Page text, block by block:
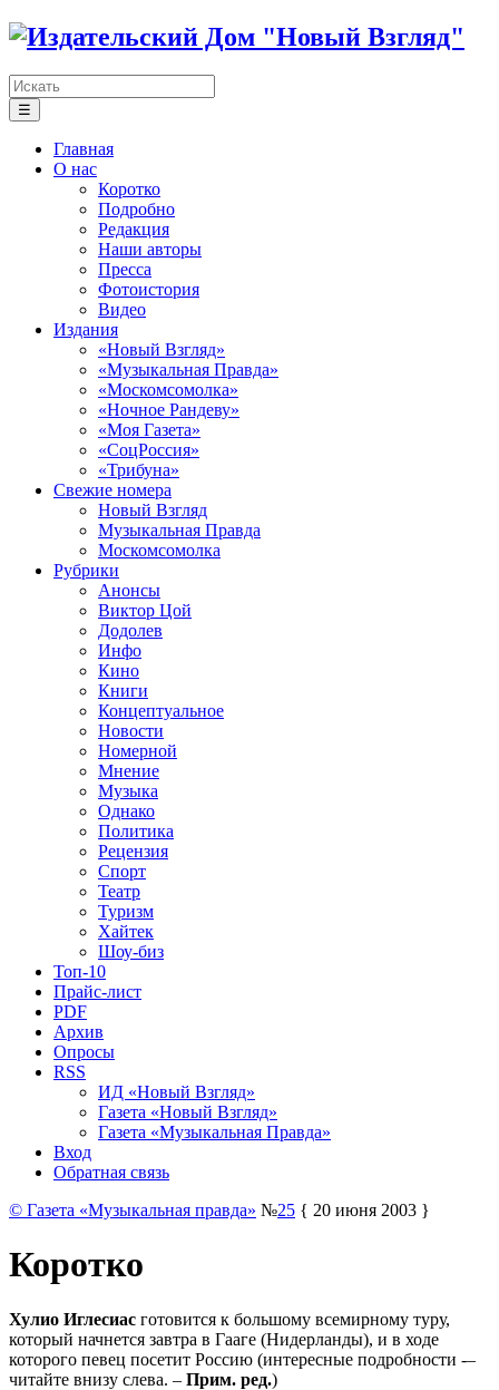
☰
Главная
О нас
Коротко
Подробно
Редакция
Наши авторы
Пресса
Фотоистория
Видео
Издания
«Новый Взгляд»
«Музыкальная Правда»
«Москомсомолка»
«Ночное Рандеву»
«Моя Газета»
«СоцРоссия»
«Трибуна»
Свежие номера
Новый Взгляд
Музыкальная Правда
Москомсомолка
Рубрики
Анонсы
Виктор Цой
Додолев
Инфо
Кино
Книги
Концептуальное
Новости
Номерной
Мнение
Музыка
Однако
Политика
Рецензия
Спорт
Театр
Туризм
Хайтек
Шоу-биз
Топ-10
Прайс-лист
PDF
Архив
Опросы
RSS
ИД «Новый Взгляд»
Газета «Новый Взгляд»
Газета «Музыкальная Правда»
Вход
Обратная связь
© Газета «Музыкальная правда» №25 { 20 июня 2003 }
Коротко
Хулио Иглесиас готовится к большому всемирному туру,
который начнется завтра в Гааге (Нидерланды), и в ходе
которого певец посетит Россию (интересные подробности -–
читайте внизу слева. – Прим. ред.)